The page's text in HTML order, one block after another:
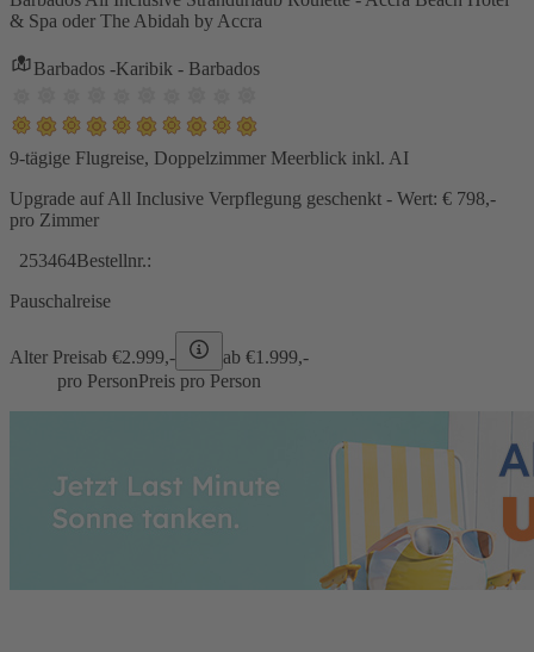
& Spa oder The Abidah by Accra
Barbados -Karibik - Barbados
9-tägige Flugreise, Doppelzimmer Meerblick inkl. AI
Upgrade auf All Inclusive Verpflegung geschenkt - Wert: € 798,-
pro Zimmer
253464Bestellnr.:
Pauschalreise
Alter Preisab €2.999,- ab €1.999,-
pro PersonPreis pro Person